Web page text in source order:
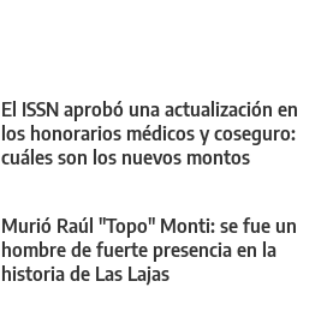
El ISSN aprobó una actualización en
los honorarios médicos y coseguro:
cuáles son los nuevos montos
Murió Raúl "Topo" Monti: se fue un
hombre de fuerte presencia en la
historia de Las Lajas